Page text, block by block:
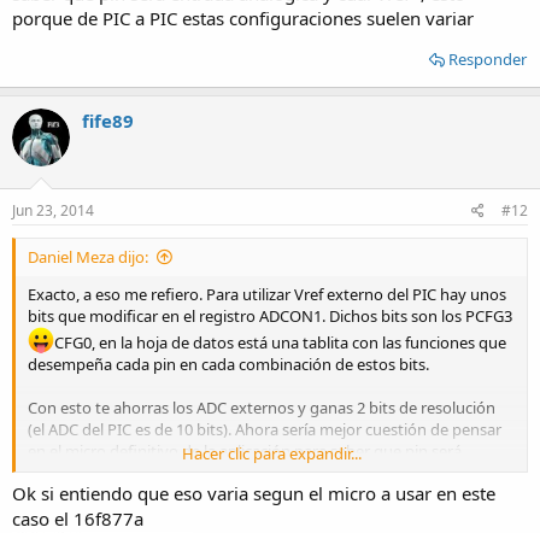
porque de PIC a PIC estas configuraciones suelen variar
Responder
fife89
Jun 23, 2014 #12
Daniel Meza dijo:
Exacto, a eso me refiero. Para utilizar Vref externo del PIC hay unos
bits que modificar en el registro ADCON1. Dichos bits son los PCFG3
CFG0, en la hoja de datos está una tablita con las funciones que
desempeña cada pin en cada combinación de estos bits.
Con esto te ahorras los ADC externos y ganas 2 bits de resolución
(el ADC del PIC es de 10 bits). Ahora sería mejor cuestión de pensar
en el micro definitivo de la aplicación para saber que pin será
configuraciones suelen variar
Hacer clic para expandir...
Ok si entiendo que eso varia segun el micro a usar en este
caso el 16f877a